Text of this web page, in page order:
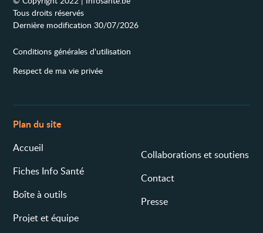
Tous droits réservés
Dernière modification 30/07/2026
Conditions générales d'utilisation
Respect de ma vie privée
Plan du site
Accueil
Fiches Info Santé
Boîte à outils
Projet et équipe
Collaborations et soutiens
Contact
Presse